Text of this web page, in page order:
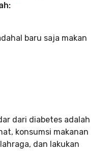
baru saja makan
dari diabetes adalah
konsumsi makanan
dan lakukan